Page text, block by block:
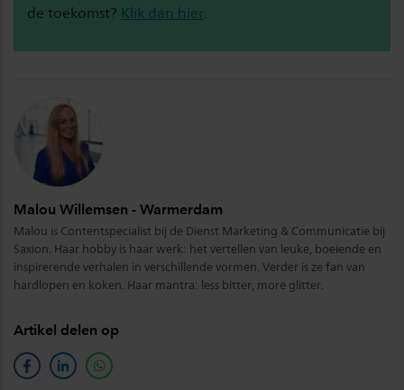
de toekomst? Klik dan hier.
Malou Willemsen - Warmerdam
Malou is Contentspecialist bij de Dienst Marketing & Communicatie bij
Saxion. Haar hobby is haar werk: het vertellen van leuke, boeiende en
inspirerende verhalen in verschillende vormen. Verder is ze fan van
hardlopen en koken. Haar mantra: less bitter, more glitter.
Artikel delen op
facebooklinkedinwhatsapp